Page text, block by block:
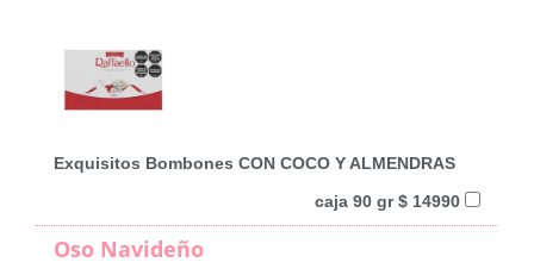
Exquisitos Bombones CON COCO Y ALMENDRAS
caja 90 gr $ 14990
Oso Navideño